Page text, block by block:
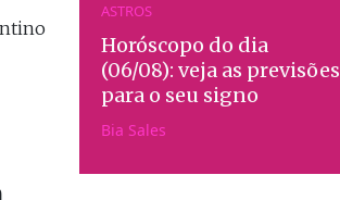
ASTROS
Horóscopo do dia
(06/08): veja as previsões
para o seu signo
Bia Sales